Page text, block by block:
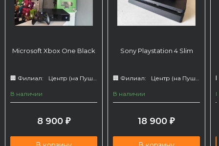
Microsoft Xbox One Black
🏢 Филиал: Центр (на Пушкина 66)
В наличии
8 900 ₽
Sony Playstation 4 Slim
🏢 Филиал: Центр (на Пушкина 66)
В наличии
18 900 ₽